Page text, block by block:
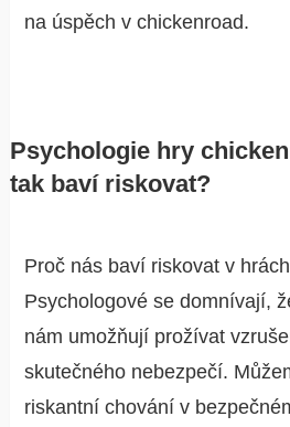
na úspěch v chickenroad.
Psychologie hry
tak baví riskovat?
Proč nás baví riskovat v
Psychologové se domnívají,
nám umožňují prožívat
skutečného nebezpečí.
riskantní chování v